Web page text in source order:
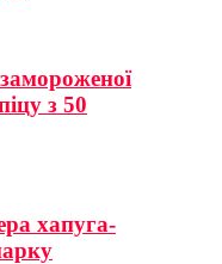
з 50
хапуга-